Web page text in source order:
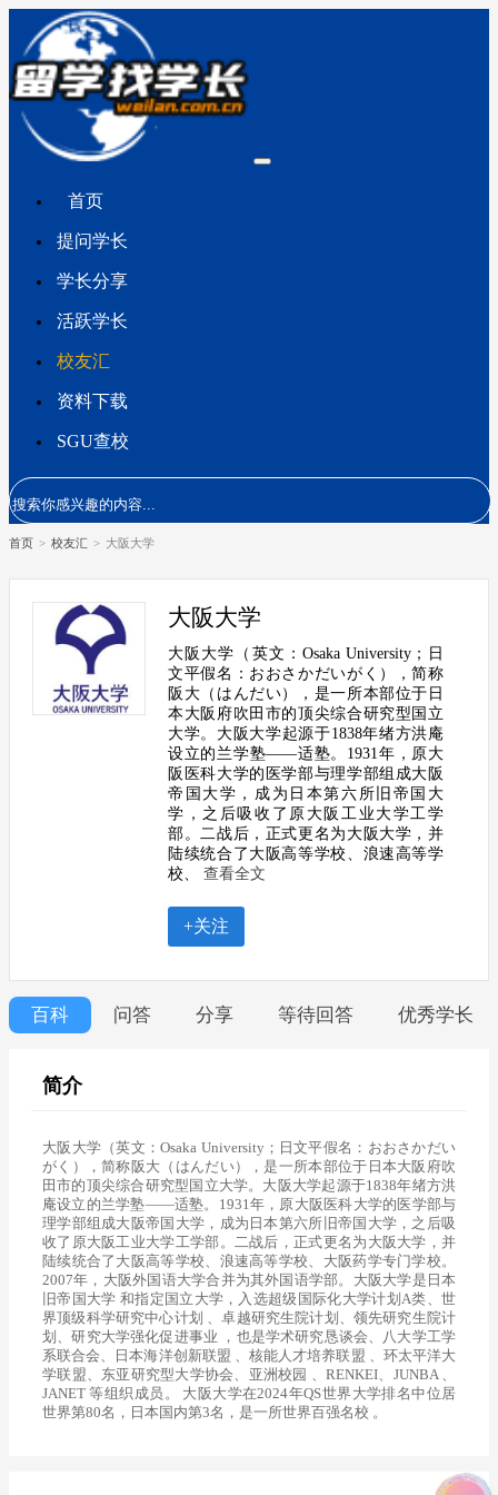
首页
提问学长
学长分享
活跃学长
校友汇
资料下载
SGU查校
首页 > 校友汇 > 大阪大学
大阪大学
大阪大学（英文：Osaka University；日
文平假名：おおさかだいがく），简称
阪大（はんだい），是一所本部位于日
本大阪府吹田市的顶尖综合研究型国立
大学。大阪大学起源于1838年绪方洪庵
设立的兰学塾——适塾。1931年，原大
阪医科大学的医学部与理学部组成大阪
帝国大学，成为日本第六所旧帝国大
学，之后吸收了原大阪工业大学工学
部。二战后，正式更名为大阪大学，并
陆续统合了大阪高等学校、浪速高等学
校、 查看全文
+关注
百科 问答 分享 等待回答 优秀学长
简介
大阪大学（英文：Osaka University；日文平假名：おおさかだい
がく），简称阪大（はんだい），是一所本部位于日本大阪府吹
田市的顶尖综合研究型国立大学。大阪大学起源于1838年绪方洪
庵设立的兰学塾——适塾。1931年，原大阪医科大学的医学部与
理学部组成大阪帝国大学，成为日本第六所旧帝国大学，之后吸
收了原大阪工业大学工学部。二战后，正式更名为大阪大学，并
陆续统合了大阪高等学校、浪速高等学校、大阪药学专门学校。
2007年，大阪外国语大学合并为其外国语学部。大阪大学是日本
旧帝国大学 和指定国立大学，入选超级国际化大学计划A类、世
界顶级科学研究中心计划 、卓越研究生院计划、领先研究生院计
划、研究大学强化促进事业 ，也是学术研究恳谈会、八大学工学
系联合会、日本海洋创新联盟 、核能人才培养联盟 、环太平洋大
学联盟、东亚研究型大学协会、亚洲校园 、RENKEI、JUNBA 、
JANET 等组织成员。 大阪大学在2024年QS世界大学排名中位居